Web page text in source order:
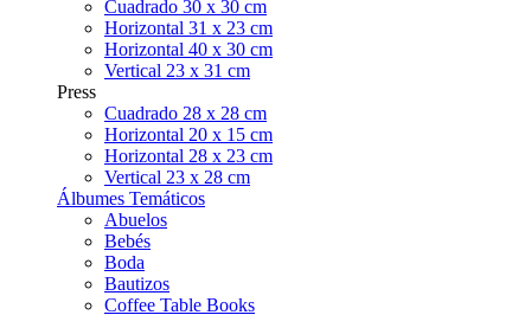
Cuadrado 30 x 30 cm
Horizontal 31 x 23 cm
Horizontal 40 x 30 cm
Vertical 23 x 31 cm
Press
Cuadrado 28 x 28 cm
Horizontal 20 x 15 cm
Horizontal 28 x 23 cm
Vertical 23 x 28 cm
Álbumes Temáticos
Abuelos
Bebés
Boda
Bautizos
Coffee Table Books